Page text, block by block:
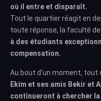
où il entre et disparaît.
Tout le quartier réagit en
toute réponse, la faculté
à des étudiants
compensation.
Au bout d’un moment, tout
Ekim et ses amis Bekir et
continueront à chercher